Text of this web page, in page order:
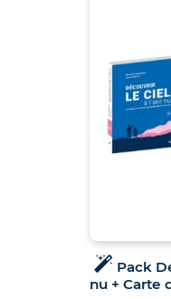
Pack
nu + Carte